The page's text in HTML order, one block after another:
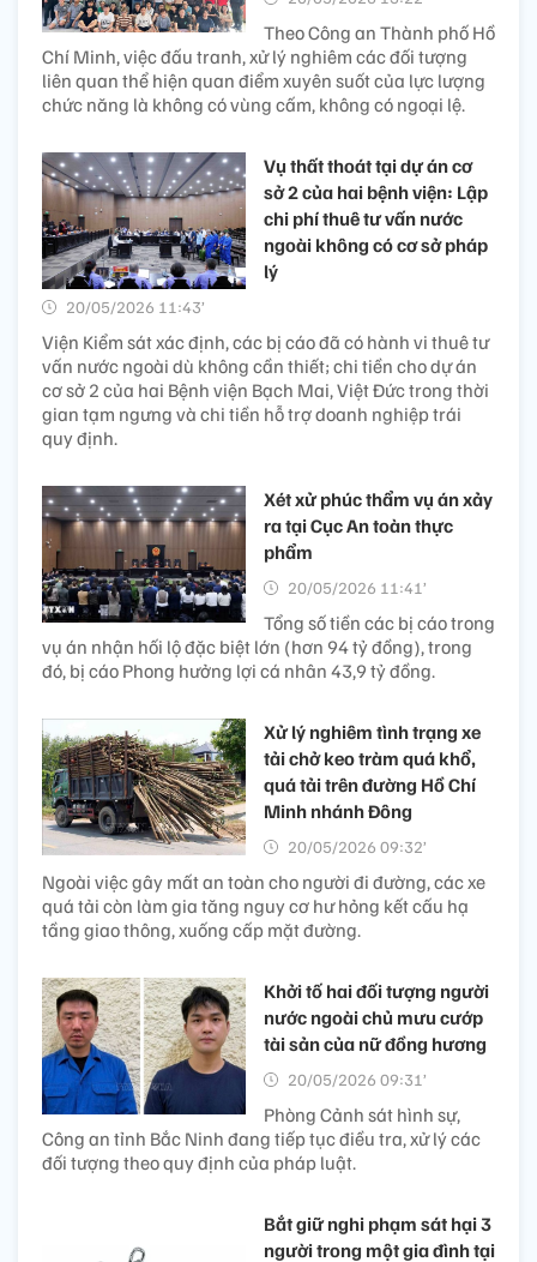
Theo Công an Thành phố Hồ
Chí Minh, việc đấu tranh, xử lý nghiêm các đối tượng
liên quan thể hiện quan điểm xuyên suốt của lực lượng
chức năng là không có vùng cấm, không có ngoại lệ.
Vụ thất thoát tại dự án cơ
sở 2 của hai bệnh viện: Lập
chi phí thuê tư vấn nước
ngoài không có cơ sở pháp
lý
20/05/2026 11:43’
Viện Kiểm sát xác định, các bị cáo đã có hành vi thuê tư
vấn nước ngoài dù không cần thiết; chi tiền cho dự án
cơ sở 2 của hai Bệnh viện Bạch Mai, Việt Đức trong thời
gian tạm ngưng và chi tiền hỗ trợ doanh nghiệp trái
quy định.
Xét xử phúc thẩm vụ án xảy
ra tại Cục An toàn thực
phẩm
20/05/2026 11:41’
Tổng số tiền các bị cáo trong
vụ án nhận hối lộ đặc biệt lớn (hơn 94 tỷ đồng), trong
đó, bị cáo Phong hưởng lợi cá nhân 43,9 tỷ đồng.
Xử lý nghiêm tình trạng xe
tải chở keo tràm quá khổ,
quá tải trên đường Hồ Chí
Minh nhánh Đông
20/05/2026 09:32’
Ngoài việc gây mất an toàn cho người đi đường, các xe
quá tải còn làm gia tăng nguy cơ hư hỏng kết cấu hạ
tầng giao thông, xuống cấp mặt đường.
Khởi tố hai đối tượng người
nước ngoài chủ mưu cướp
tài sản của nữ đồng hương
20/05/2026 09:31’
Phòng Cảnh sát hình sự,
Công an tỉnh Bắc Ninh đang tiếp tục điều tra, xử lý các
đối tượng theo quy định của pháp luật.
Bắt giữ nghi phạm sát hại 3
người trong một gia đình tại